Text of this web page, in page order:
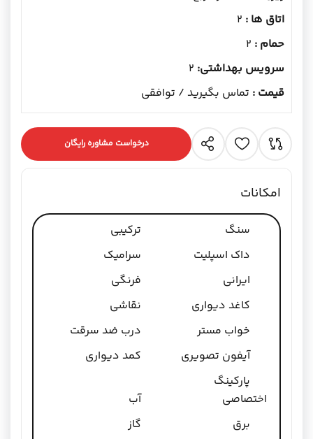
اتاق ها : 2
حمام : 2
سرویس بهداشتی: 2
قیمت : تماس بگیرید / توافقی
درخواست مشاوره رایگان
امکانات
سنگ
ترکیبی
داک اسپلیت
سرامیک
ایرانی
فرنگی
کاغد دیواری
نقاشی
خواب مستر
درب ضد سرقت
آیفون تصویری
کمد دیواری
پارکینگ
اختصاصی
آب
برق
گاز